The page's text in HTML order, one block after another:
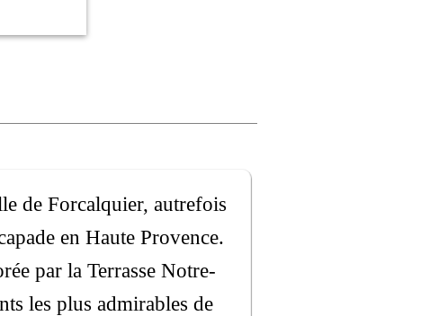
de Forcalquier, autrefois
en Haute Provence.
par la Terrasse Notre-
les plus admirables de